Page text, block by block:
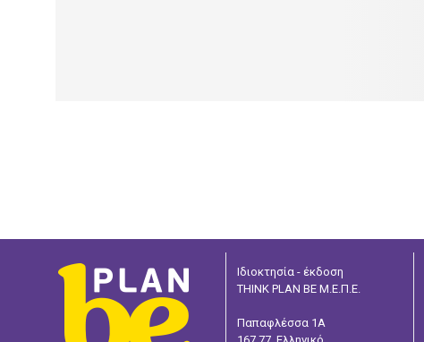
Ιδιοκτησία - έκδοση
THINK PLAN BE Μ.Ε.Π.Ε.
Παπαφλέσσα 1Α